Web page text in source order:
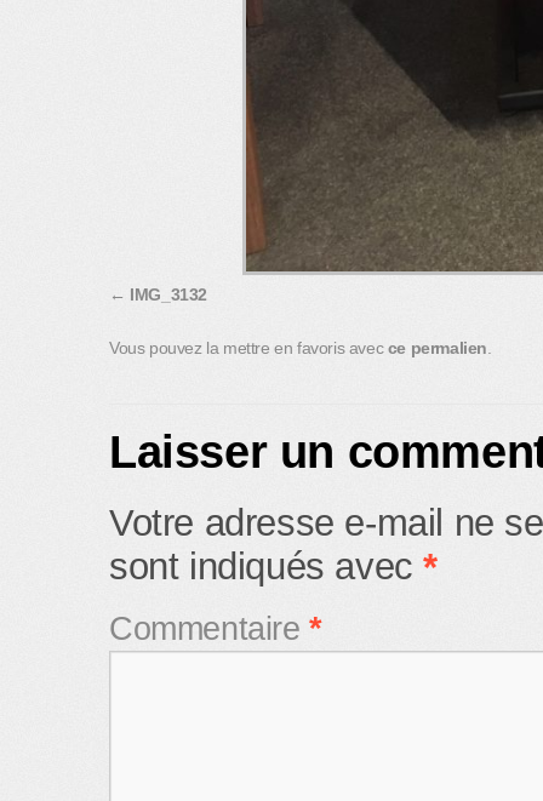
IMG_3132
Vous pouvez la mettre en favoris avecce permalien
Laisser un
Votre adresse e-mail ne
sont indiqués avec*
Commentaire*